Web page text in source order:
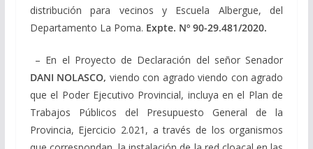
distribución para vecinos y Escuela Albergue, del
Departamento La Poma. Expte. Nº 90-29.481/2020.
– En el Proyecto de Declaración del señor Senador
DANI NOLASCO, viendo con agrado viendo con agrado
que el Poder Ejecutivo Provincial, incluya en el Plan de
Trabajos Públicos del Presupuesto General de la
Provincia, Ejercicio 2.021, a través de los organismos